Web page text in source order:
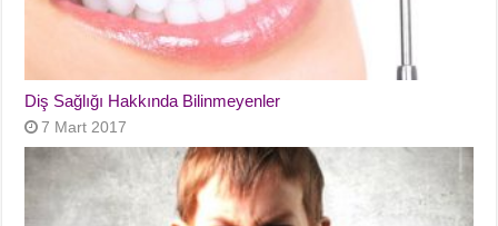
Diş Sağlığı Hakkında Bilinmeyenler
7 Mart 2017